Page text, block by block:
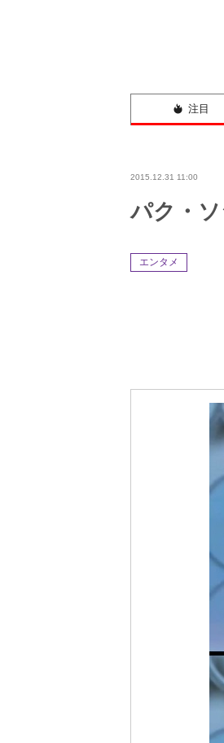
注目
2015.12.31 11:00
パク・
エンタメ